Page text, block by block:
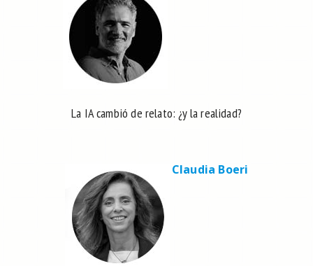
La IA cambió de relato: ¿y la realidad?
Claudia Boeri